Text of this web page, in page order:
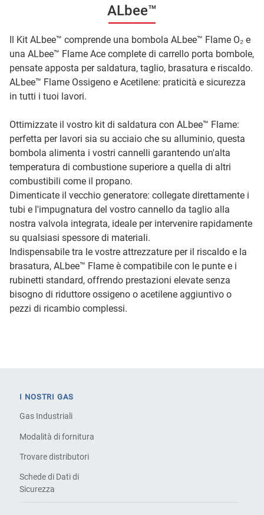
ALbee™
Il Kit ALbee™ comprende una bombola ALbee™ Flame O₂ e
una ALbee™ Flame Ace complete di carrello porta bombole,
pensate apposta per saldatura, taglio, brasatura e riscaldo.
ALbee™ Flame Ossigeno e Acetilene: praticità e sicurezza
in tutti i tuoi lavori.
Ottimizzate il vostro kit di saldatura con ALbee™ Flame:
perfetta per lavori sia su acciaio che su alluminio, questa
bombola alimenta i vostri cannelli garantendo un'alta
temperatura di combustione superiore a quella di altri
combustibili come il propano.
Dimenticate il vecchio generatore: collegate direttamente i
tubi e l'impugnatura del vostro cannello da taglio alla
nostra valvola integrata, ideale per intervenire rapidamente
su qualsiasi spessore di materiali.
Indispensabile tra le vostre attrezzature per il riscaldo e la
brasatura, ALbee™ Flame è compatibile con le punte e i
rubinetti standard, offrendo prestazioni elevate senza
bisogno di riduttore ossigeno o acetilene aggiuntivo o
pezzi di ricambio complessi.
I NOSTRI GAS
Gas Industriali
Modalità di fornitura
Trovare distributori
Schede di Dati di
Sicurezza